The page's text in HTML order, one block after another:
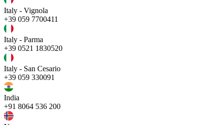
Italy - Vignola
+39 059 7700411
Italy - Parma
+39 0521 1830520
Italy - San Cesario
+39 059 330091
India
+91 8064 536 200